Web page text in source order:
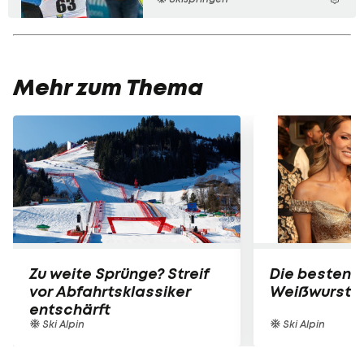
Mehr zum Thema
Zu weite Sprünge? Streif
vor Abfahrtsklassiker
entschärft
Ski Alpin
Die besten
Weißwurst-
Ski Alpin